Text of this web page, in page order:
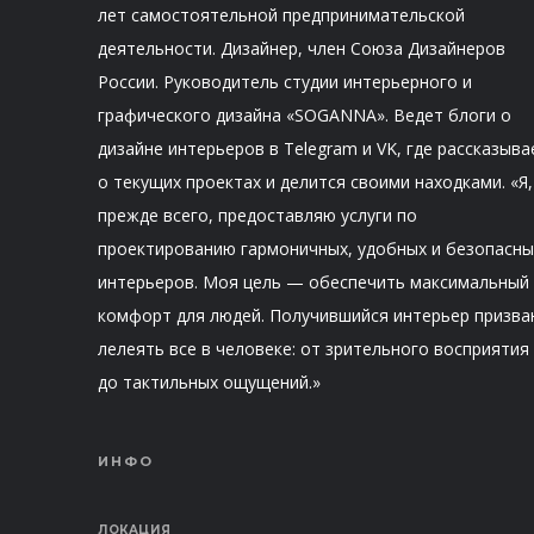
лет самостоятельной предпринимательской
деятельности. Дизайнер, член Союза Дизайнеров
России. Руководитель студии интерьерного и
графического дизайна «SOGANNA». Ведет блоги о
дизайне интерьеров в Telegram и VK, где
о текущих проектах и делится своими находками. «Я,
прежде всего, предоставляю услуги по
проектированию гармоничных, удобных и
интерьеров. Моя цель — обеспечить максимальный
комфорт для людей. Получившийся интерьер
лелеять все в человеке: от зрительного восприятия
до тактильных ощущений.»
ИНФО
ЛОКАЦИЯ